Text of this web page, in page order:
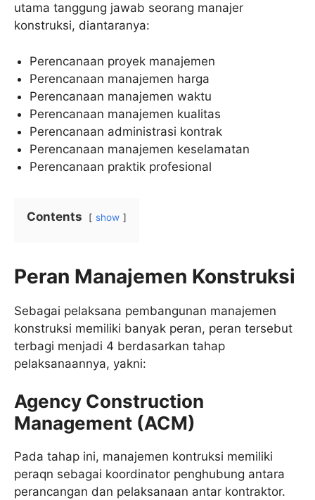
utama tanggung jawab seorang manajer
konstruksi, diantaranya:
Perencanaan proyek manajemen
Perencanaan manajemen harga
Perencanaan manajemen waktu
Perencanaan manajemen kualitas
Perencanaan administrasi kontrak
Perencanaan manajemen keselamatan
Perencanaan praktik profesional
Contents show
Peran Manajemen Konstruksi
Sebagai pelaksana pembangunan manajemen
konstruksi memiliki banyak peran, peran tersebut
terbagi menjadi 4 berdasarkan tahap
pelaksanaannya, yakni:
Agency Construction
Management (ACM)
Pada tahap ini, manajemen kontruksi memiliki
peraqn sebagai koordinator penghubung antara
perancangan dan pelaksanaan antar kontraktor.